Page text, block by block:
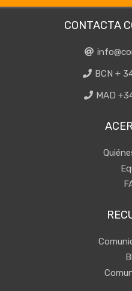
CONTACTA
BCN +
MAD